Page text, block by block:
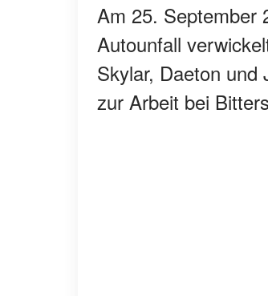
Am 25. September
Autounfall
Skylar, Daeton und
zur Arbeit bei